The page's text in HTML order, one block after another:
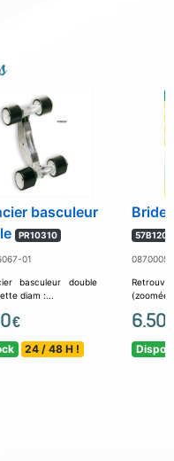
basculeur
PR10310
01
basculeur double
diam :...
€
24 / 48 H !
6.50